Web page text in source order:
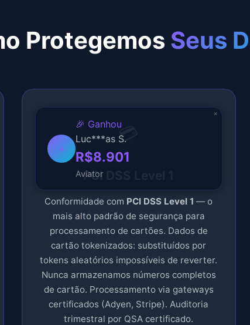
Protegemos Seus
💳
PCI DSS Level 1
Conformidade com PCI DSS Level 1 — o
mais alto padrão de segurança para
processamento de cartões. Dados de
cartão tokenizados: substituídos por
tokens aleatórios impossíveis de reverter.
Nunca armazenamos números completos
de cartão. Processamento via gateways
certificados (Adyen, Stripe). Auditoria
trimestral por QSA certificado.